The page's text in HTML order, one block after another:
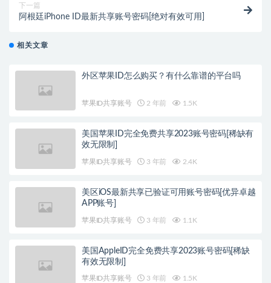
下一篇
阿根廷iPhone ID最新共享账号密码[绝对有效可用]
相关文章
外区苹果ID怎么购买？有什么靠谱的平台吗
苹果ID共享账号 2 年前 1.5K
美国苹果ID完全免费共享2023账号密码[稀缺有
效无限制]
苹果ID共享账号 3 年前 2.4K
美区iOS最新共享已验证可用账号密码[优异卓越
APP账号]
苹果ID共享账号 3 年前 1.1K
美国AppleID完全免费共享2023账号密码[稀缺
有效无限制]
苹果ID共享账号 3 年前 1.5K